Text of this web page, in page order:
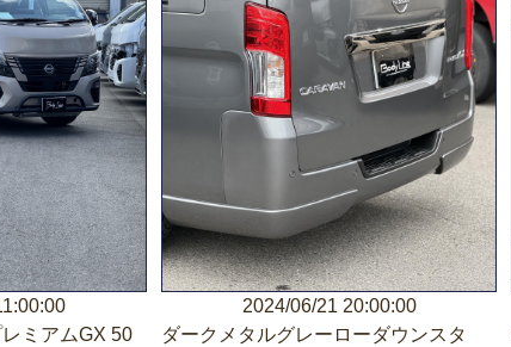
ミアムGX 50
2024/06/21 20:00:00
ダークメタルグレーローダウンスタ